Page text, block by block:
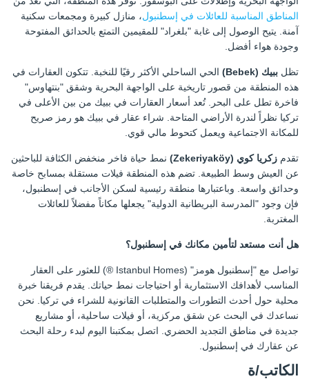
المناطق المناسبة للعائلات في إسطنبول، منازل كبيرة ومجمعات سكنية
آمنة. يتيح الوصول إلى غابة "بلغراد" للمقيمين التمتع بالحدائق المفتوحة
وجودة هواء أفضل.
تظل ببيك (Bebek)
الحي الساحلي الأكثر رقيًا للنخبة. تتكون العقارات في
هذه المنطقة من قصور تاريخية على الواجهة البحرية وشقق "بنتهاوس"
فاخرة تطل على البحر. تُعد أسعار العقارات في ببيك من بين الأعلى في
تركيا نظراً لندرة الأراضي المتاحة. شراء عقار في ببيك هو رمز صريح
للمكانة الاجتماعية ويعمل كتحوط مالي قوي.
تقدم زكريا كوي (Zekeriyaköy)
نمط حياة فاخر منخفض الكثافة للباحثين
عن العيش وسط الطبيعة. تضم هذه المنطقة فيلات مستقلة بمسابح خاصة
وحدائق واسعة. وباعتبارها منطقة رئيسية لسكن الأجانب في إسطنبول،
فإن وجود "المدرسة البريطانية الدولية" يجعلها مكاناً مفضلاً للعائلات
المغتربة.
هل أنت مستعد لتأمين مكانك في إسطنبول؟
تواصل مع "إسطنبول هومز" (Istanbul Homes ®) للعثور على العقار
المناسب لأهدافك الاستثمارية أو احتياجات نمط حياتك. يقدم فريقنا خبرة
محلية حول أحدث التطورات والمتطلبات القانونية للشراء في تركيا. نحن
نساعدك في البحث عن شقق مركزية، أو فيلات ساحلية، أو مشاريع
جديدة في مناطق التجديد الحضري. اتصل بمكتبنا اليوم لبدء رحلة البحث
عن عقارك في إسطنبول.
الكاتب/ة